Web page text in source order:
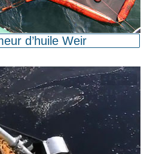
d’huile Weir